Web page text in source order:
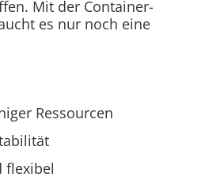
Mit der Container-
es nur noch eine
Ressourcen
flexibel